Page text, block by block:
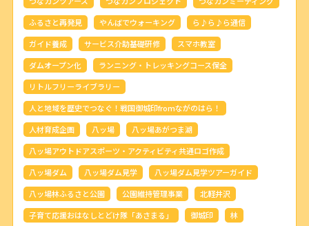
ふるさと再発見
やんばでウォーキング
ら♪ら♪ら通信
ガイド養成
サービス介助基礎研修
スマホ教室
ダムオープン化
ランニング・トレッキングコース保全
リトルフリーライブラリー
人と地域を歴史でつなぐ！戦国御城印fromながのはら！
人材育成企画
八ッ場
八ッ場あがつま湖
八ッ場アウトドアスポーツ・アクティビティ共通ロゴ作成
八ッ場ダム
八ッ場ダム見学
八ッ場ダム見学ツアーガイド
八ッ場林ふるさと公園
公園維持管理事業
北軽井沢
子育て応援おはなしとどけ隊「あさまる」
御城印
林